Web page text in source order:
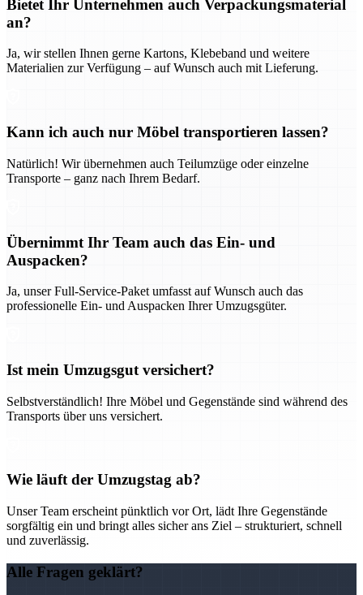
Bietet Ihr Unternehmen auch Verpackungsmaterial
an?
Ja, wir stellen Ihnen gerne Kartons, Klebeband und weitere
Materialien zur Verfügung – auf Wunsch auch mit Lieferung.
Kann ich auch nur Möbel transportieren lassen?
Natürlich! Wir übernehmen auch Teilumzüge oder einzelne
Transporte – ganz nach Ihrem Bedarf.
Übernimmt Ihr Team auch das Ein- und
Auspacken?
Ja, unser Full-Service-Paket umfasst auf Wunsch auch das
professionelle Ein- und Auspacken Ihrer Umzugsgüter.
Ist mein Umzugsgut versichert?
Selbstverständlich! Ihre Möbel und Gegenstände sind während des
Transports über uns versichert.
Wie läuft der Umzugstag ab?
Unser Team erscheint pünktlich vor Ort, lädt Ihre Gegenstände
sorgfältig ein und bringt alles sicher ans Ziel – strukturiert, schnell
und zuverlässig.
Alle Fragen geklärt?